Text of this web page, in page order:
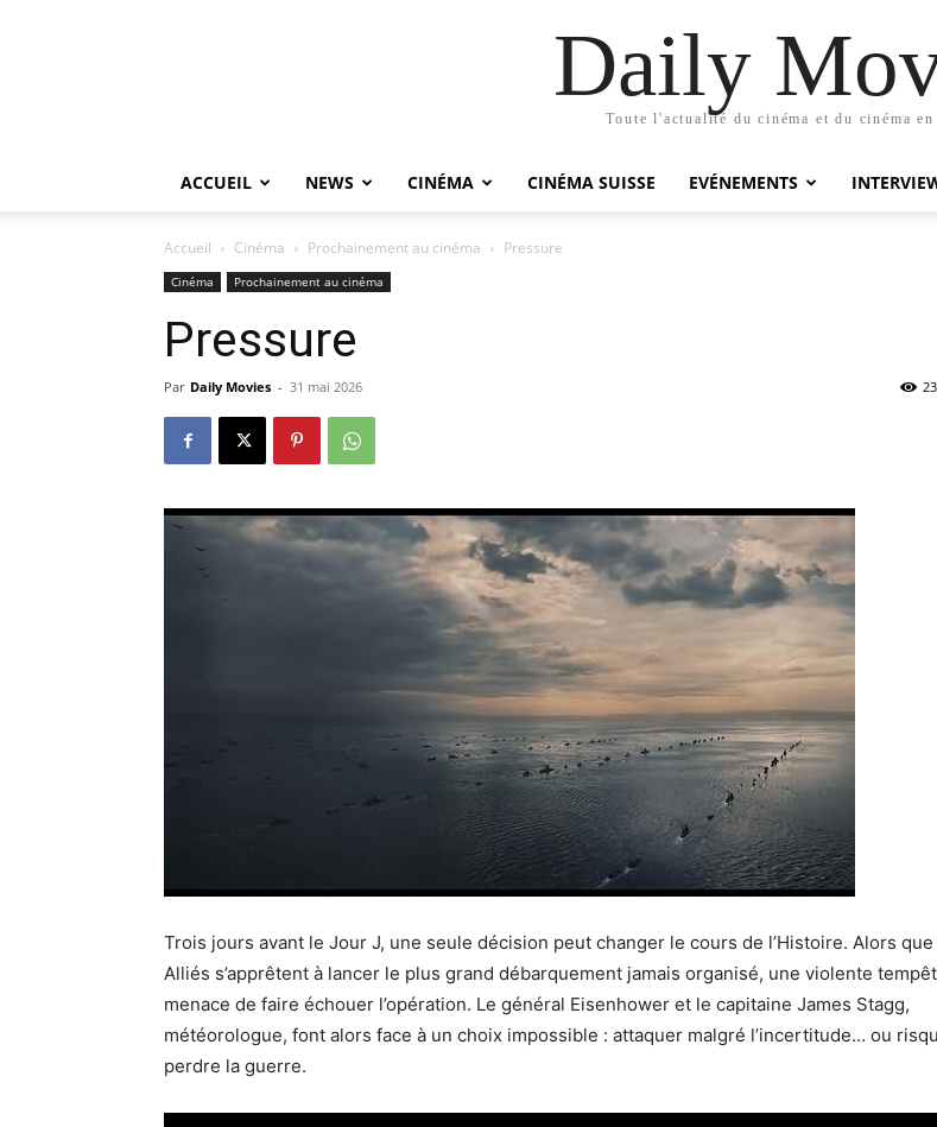
Daily
Toute l'actualité du cinéma et du cinéma en
ACCUEIL NEWS CINÉMA CINÉMA SUISSE EVÉNEMENTS
Accueil Cinéma Prochainement au cinéma Pressure
Cinéma Prochainement au cinéma
Pressure
Par Daily Movies - 31 mai 2026 23
Trois jours avant le Jour J, une seule décision peut changer le cours de l’Histoire. Alors que
Alliés s’apprêtent à lancer le plus grand débarquement jamais organisé, une violente
menace de faire échouer l’opération. Le général Eisenhower et le capitaine James Stagg,
météorologue, font alors face à un choix impossible : attaquer malgré l’incertitude… ou
perdre la guerre.